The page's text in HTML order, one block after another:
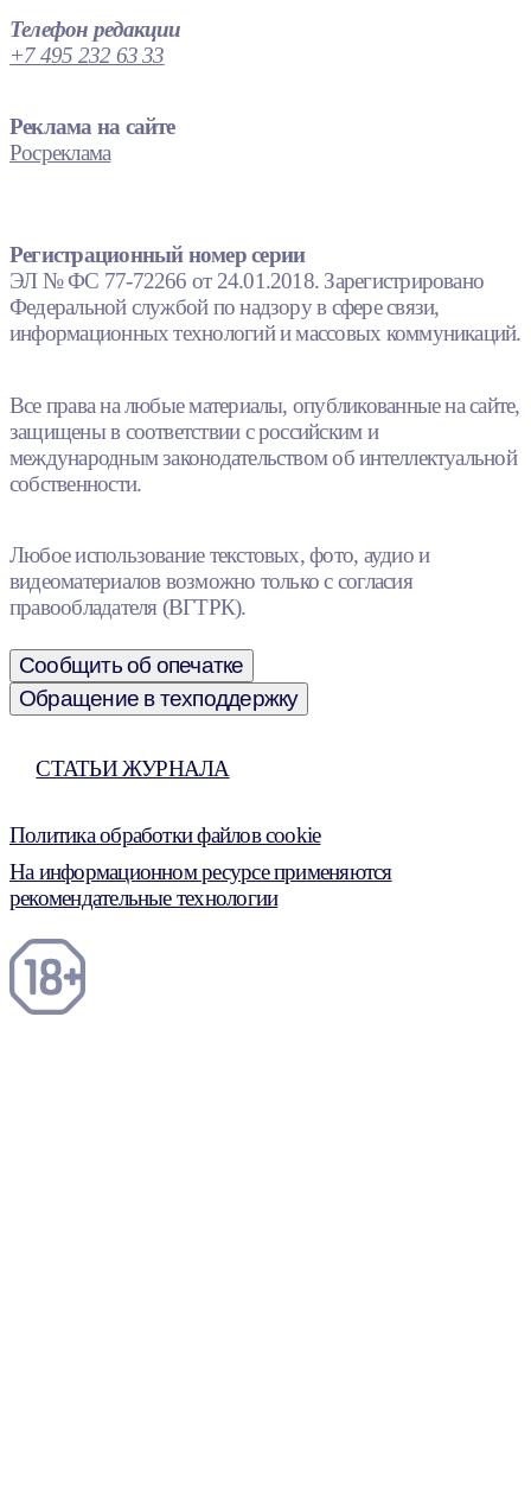
Телефон редакции
+7 495 232 63 33
Реклама на сайте
Росреклама
Регистрационный номер серии
ЭЛ № ФС 77-72266 от 24.01.2018. Зарегистрировано
Федеральной службой по надзору в сфере связи,
информационных технологий и массовых коммуникаций.
Все права на любые материалы, опубликованные на сайте,
защищены в соответствии с российским и
международным законодательством об интеллектуальной
собственности.
Любое использование текстовых, фото, аудио и
видеоматериалов возможно только с согласия
правообладателя (ВГТРК).
Сообщить об опечатке
Обращение в техподдержку
СТАТЬИ ЖУРНАЛА
Политика обработки файлов cookie
На информационном ресурсе применяются
рекомендательные технологии